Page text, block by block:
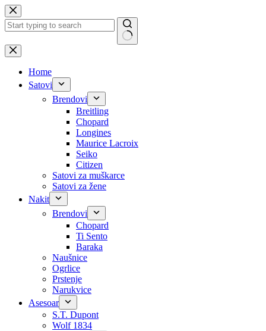
Skip
to
content
No
results
Home
Satovi
Brendovi
Breitling
Chopard
Longines
Maurice Lacroix
Seiko
Citizen
Satovi za muškarce
Satovi za žene
Nakit
Brendovi
Chopard
Ti Sento
Baraka
Naušnice
Ogrlice
Prstenje
Narukvice
Asesoar
S.T. Dupont
Wolf 1834